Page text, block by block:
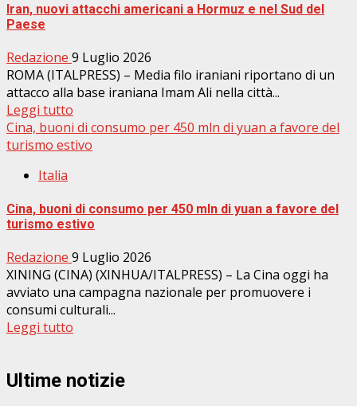
Iran, nuovi attacchi americani a Hormuz e nel Sud del
Paese
Redazione 9 Luglio 2026
ROMA (ITALPRESS) – Media filo iraniani riportano di un
attacco alla base iraniana Imam Ali nella città...
Leggi tutto
Cina, buoni di consumo per 450 mln di yuan a favore del
turismo estivo
Italia
Cina, buoni di consumo per 450 mln di yuan a favore del
turismo estivo
Redazione 9 Luglio 2026
XINING (CINA) (XINHUA/ITALPRESS) – La Cina oggi ha
avviato una campagna nazionale per promuovere i
consumi culturali...
Leggi tutto
Ultime notizie